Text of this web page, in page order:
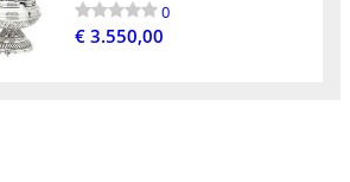
0
€ 3.550,00